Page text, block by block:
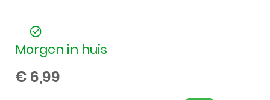
Morgen in huis
€ 6,99